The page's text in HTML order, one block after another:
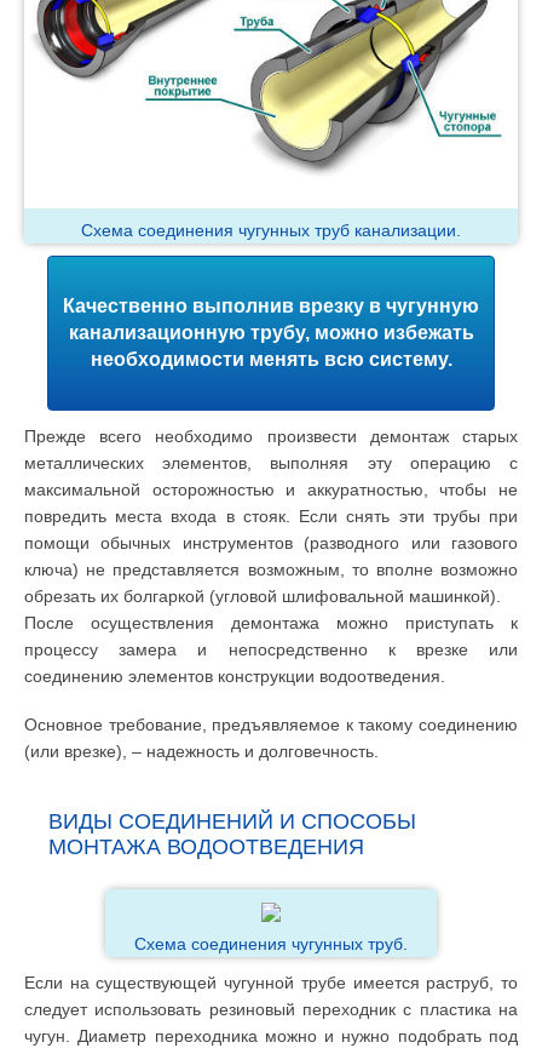
Схема соединения чугунных труб канализации.
Качественно выполнив врезку в чугунную
канализационную трубу, можно избежать
необходимости менять всю систему.
Прежде всего необходимо произвести демонтаж старых
металлических элементов, выполняя эту операцию с
максимальной осторожностью и аккуратностью, чтобы не
повредить места входа в стояк. Если снять эти трубы при
помощи обычных инструментов (разводного или газового
ключа) не представляется возможным, то вполне возможно
обрезать их болгаркой (угловой шлифовальной машинкой).
После осуществления демонтажа можно приступать к
процессу замера и непосредственно к врезке или
соединению элементов конструкции водоотведения.
Основное требование, предъявляемое к такому соединению
(или врезке), – надежность и долговечность.
ВИДЫ СОЕДИНЕНИЙ И СПОСОБЫ
МОНТАЖА ВОДООТВЕДЕНИЯ
Схема соединения чугунных труб.
Если на существующей чугунной трубе имеется раструб, то
следует использовать резиновый переходник с пластика на
чугун. Диаметр переходника можно и нужно подобрать под